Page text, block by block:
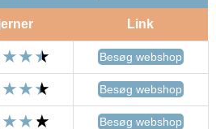
Link
Besøg webshop
Besøg webshop
Besøg webshop